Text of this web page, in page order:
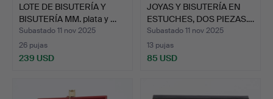
LOTE DE BISUTERÍA Y
BISUTERÍA MM. plata y …
Subastado 11 nov 2025
26 pujas
239 USD
JOYAS Y BISUTERÍA EN
ESTUCHES, DOS PIEZAS.…
Subastado 11 nov 2025
13 pujas
85 USD